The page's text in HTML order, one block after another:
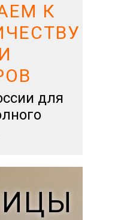
К
для